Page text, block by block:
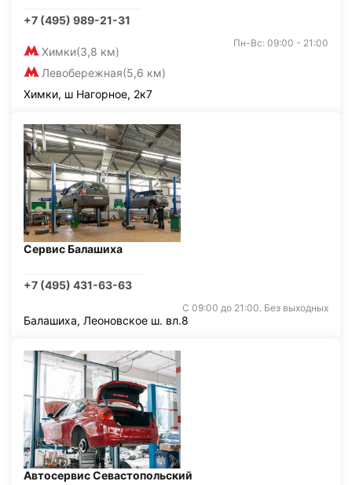
+7 (495) 989-21-31
Химки(3,8 км)
Левобережная(5,6 км)
Пн-Вс: 09:00 - 21:00
Химки, ш Нагорное, 2к7
Сервис Балашиха
+7 (495) 431-63-63
С 09:00 до 21:00. Без выходных
Балашиха, Леоновское ш. вл.8
Автосервис Севастопольский